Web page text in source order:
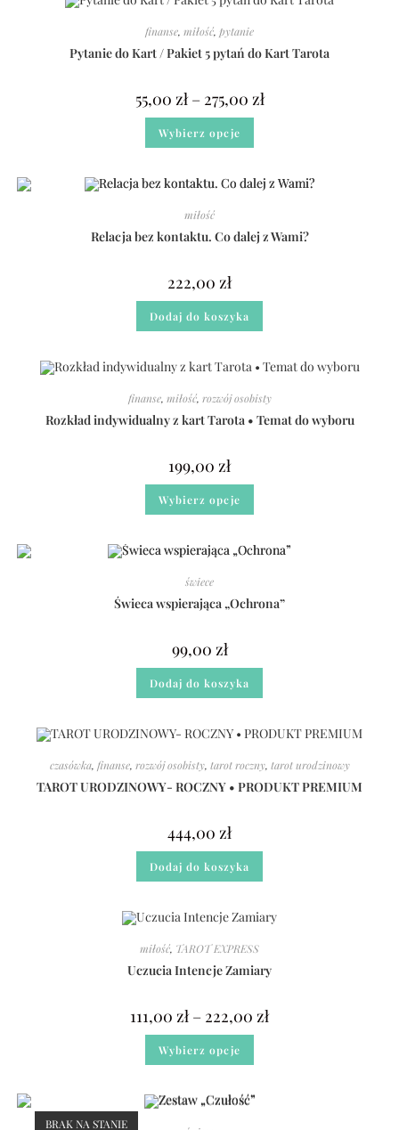
finanse, miłość, pytanie
Pytanie do Kart / Pakiet 5 pytań do Kart Tarota
55,00 zł – 275,00 zł
Wybierz opcje
miłość
Relacja bez kontaktu. Co dalej z Wami?
222,00 zł
Dodaj do koszyka
finanse, miłość, rozwój osobisty
Rozkład indywidualny z kart Tarota • Temat do wyboru
199,00 zł
Wybierz opcje
świece
Świeca wspierająca „Ochrona”
99,00 zł
Dodaj do koszyka
czasówka, finanse, rozwój osobisty, tarot roczny, tarot urodzinowy
TAROT URODZINOWY- ROCZNY • PRODUKT PREMIUM
444,00 zł
Dodaj do koszyka
miłość, TAROT EXPRESS
Uczucia Intencje Zamiary
111,00 zł – 222,00 zł
Wybierz opcje
BRAK NA STANIE